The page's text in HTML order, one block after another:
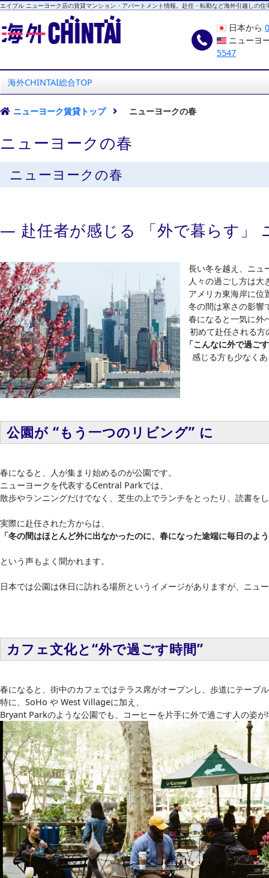
エイブル ニューヨーク店の賃貸マンション・アパートメント情報。赴任・転勤など海外引越しの住
日本から
ニューヨ
5547
海外CHINTAI総合TOP
ニューヨーク賃貸トップ ニューヨークの春
ニューヨークの春
ニューヨークの春
― 赴任者が感じる 「外で暮らす」
長い冬を越え、ニュ
人々の過ごし方は大
アメリカ東海岸に位
冬の間は寒さの影響
春になると一気に外
初めて赴任される方
「こんなに外で過ご
感じる方も少なくあ
公園が “もう一つのリビング” に
春になると、人が集まり始めるのが公園です。
ニューヨークを代表するCentral Parkでは、
散歩やランニングだけでなく、芝生の上でランチをとったり、読書を
実際に赴任された方からは、
「冬の間はほとんど外に出なかったのに、春になった途端に毎日のよ
という声もよく聞かれます。
日本では公園は休日に訪れる場所というイメージがありますが、ニュ
カフェ文化と“外で過ごす時間”
春になると、街中のカフェではテラス席がオープンし、歩道にテーブ
特に、SoHo や West Villageに加え、
Bryant Parkのような公園でも、コーヒーを片手に外で過ごす人の姿